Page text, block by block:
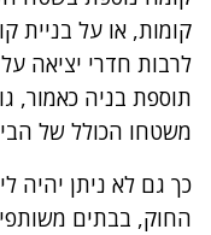
קומות, או על בניית
תוספת בניה כאמור,
משטחו הכולל של
כך גם לא ניתן יהיה